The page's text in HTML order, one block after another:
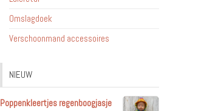
Omslagdoek
Verschoonmand accessoires
NIEUW
Poppenkleertjes regenboogjasje